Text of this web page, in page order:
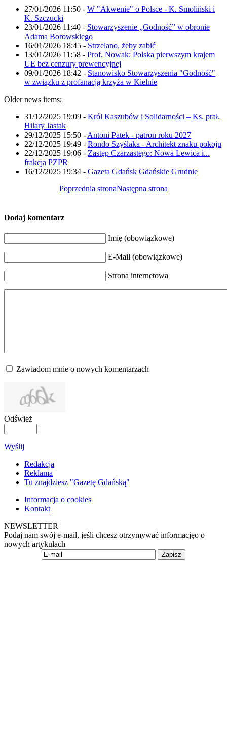
27/01/2026 11:50 - W "Akwenie" o Polsce - K. Smoliński i
K. Szczucki
23/01/2026 11:40 - Stowarzyszenie „Godność” w obronie
Adama Borowskiego
16/01/2026 18:45 - Strzelano, żeby zabić
13/01/2026 11:58 - Prof. Nowak: Polska pierwszym krajem
UE bez cenzury prewencyjnej
09/01/2026 18:42 - Stanowisko Stowarzyszenia "Godność"
w związku z profanacją krzyża w Kielnie
Older news items:
31/12/2025 19:09 - Król Kaszubów i Solidarności – Ks. prał.
Hilary Jastak
29/12/2025 15:50 - Antoni Patek - patron roku 2027
22/12/2025 19:49 - Rondo Szyślaka - Architekt znaku pokoju
22/12/2025 19:06 - Zastęp Czarzastego: Nowa Lewica i...
frakcja PZPR
16/12/2025 19:34 - Gazeta Gdańsk Gdańskie Grudnie
Poprzednia stronaNastępna strona
Dodaj komentarz
Imię (obowiązkowe)
E-Mail (obowiązkowe)
Strona internetowa
Zawiadom mnie o nowych komentarzach
Odśwież
Wyślij
Redakcja
Reklama
Tu znajdziesz "Gazetę Gdańską"
Informacja o cookies
Kontakt
NEWSLETTER
Podaj nam swój e-mail, jeśli chcesz otrzymywać informacjęo o
nowych artykułach
Zapisz